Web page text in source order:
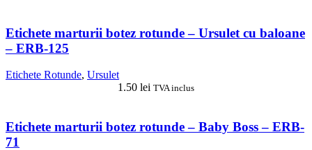
Etichete marturii botez rotunde – Ursulet cu baloane
– ERB-125
Etichete Rotunde, Ursulet
1.50 lei TVA inclus
Etichete marturii botez rotunde – Baby Boss – ERB-
71